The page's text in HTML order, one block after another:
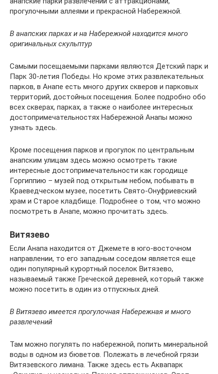
прогулочными аллеями и прекрасной Набережной.
В анапских парках и на Набережной находится много
оригинальных скульптур
Самыми посещаемыми парками являются Детский парк и
Парк 30-летия Победы. Но кроме этих развлекательных
парков, в Анапе есть много других скверов и парковых
территорий, достойных посещения. Более подробно обо
всех скверах, парках, а также о наиболее интересных
достопримечательностях Набережной Анапы можно
узнать здесь.
Кроме посещения парков и прогулок по центральным
анапским улицам здесь можно осмотреть такие
интересные достопримечательности как городище
Горгиппию – музей под открытым небом, побывать в
Краеведческом музее, посетить Свято-Онуфриевский
храм и Старое кладбище. Подробнее о том, что можно
посмотреть в Анапе, можно прочитать здесь.
Витязево
Если Анапа находится от Джемете в юго-восточном
направлении, то его западным соседом является еще
один популярный курортный поселок Витязево,
называемый также Греческой деревней, который также
можно посетить в один из отпускных дней.
В Витязево имеется прогулочная Набережная и много
развлечений
Там можно погулять по набережной, попить минеральной
воды в одном из бюветов. Полежать в лечебной грязи
Витязевского лимана. Также здесь есть Аквапарк